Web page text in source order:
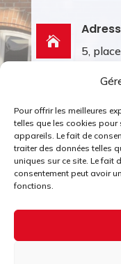
Pour offrir les meilleures
telles que les cookies
appareils. Le fait de
traiter des données telles
uniques sur ce site. Le fait
consentement peut avoir
fonctions.

5,

05 63

Email